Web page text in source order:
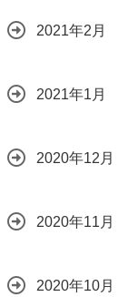
2021年2月
2021年1月
2020年12月
2020年11月
2020年10月